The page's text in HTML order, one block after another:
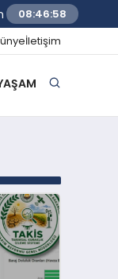
Atama Başvuruları
08:46:59
İletişim